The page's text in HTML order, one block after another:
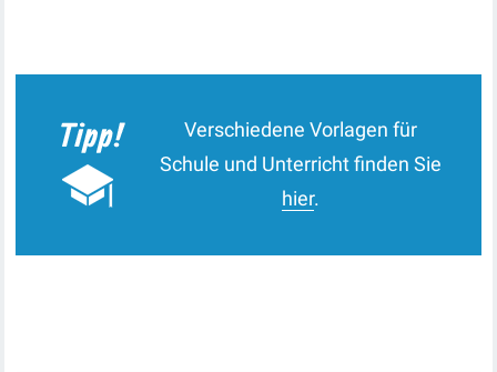
Verschiedene Vorlagen für
Schule und Unterricht finden Sie
hier.